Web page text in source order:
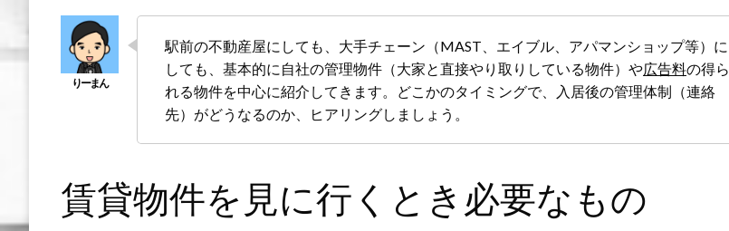
駅前の不動産屋にしても、大手チェーン（MAST、エイブル、アパマンショップ等）に
しても、基本的に自社の管理物件（大家と直接やり取りしている物件）や広告料の得ら
れる物件を中心に紹介してきます。どこかのタイミングで、入居後の管理体制（連絡
先）がどうなるのか、ヒアリングしましょう。
賃貸物件を見に行くとき必要なもの